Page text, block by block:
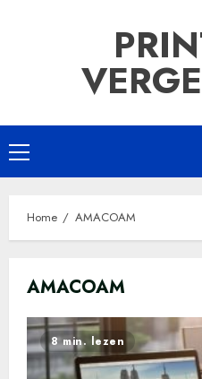
Primair
menu
Home AMACOAM
AMACOAM
8 min. lezen